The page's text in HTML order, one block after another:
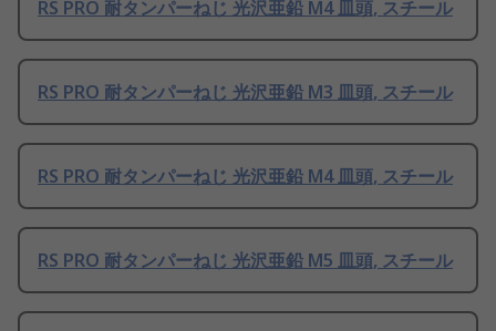
RS PRO 耐タンパーねじ 光沢亜鉛 M4 皿頭, スチール
RS PRO 耐タンパーねじ 光沢亜鉛 M3 皿頭, スチール
RS PRO 耐タンパーねじ 光沢亜鉛 M4 皿頭, スチール
RS PRO 耐タンパーねじ 光沢亜鉛 M5 皿頭, スチール